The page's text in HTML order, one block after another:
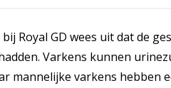
Royal GD wees uit dat de
Varkens kunnen
mannelijke varkens hebben